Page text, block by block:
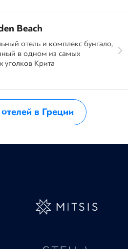
Beach
отель и комплекс бунгало,
в одном из самых
Крита
в Греции